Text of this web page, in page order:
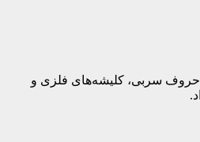
حروف سربی، کلیشه‌های فلزی و